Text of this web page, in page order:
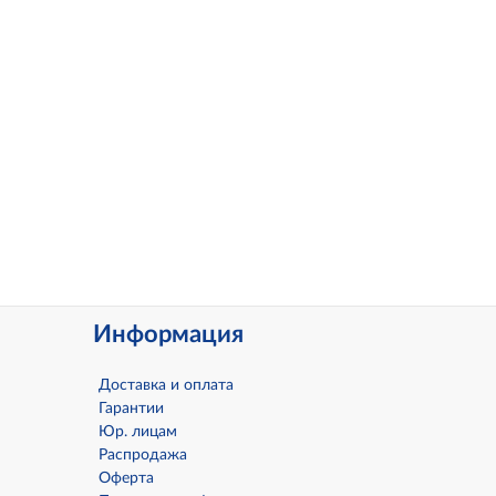
Информация
Доставка и оплата
Гарантии
Юр. лицам
Распродажа
Оферта